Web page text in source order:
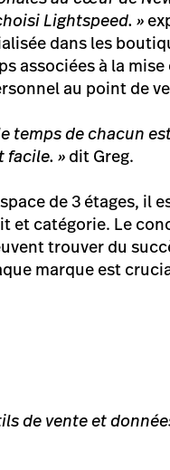
Lightspeed. »
dans les
associées à la mise
au point de
temps de chacun
facile. » dit Greg.
de 3 étages, il
catégorie. Le
trouver du
marque est
de vente et